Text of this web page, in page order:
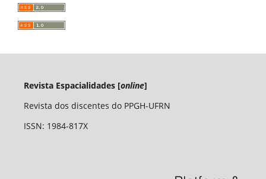
Revista Espacialidades [online]
Revista dos discentes do PPGH-UFRN
ISSN: 1984-817X